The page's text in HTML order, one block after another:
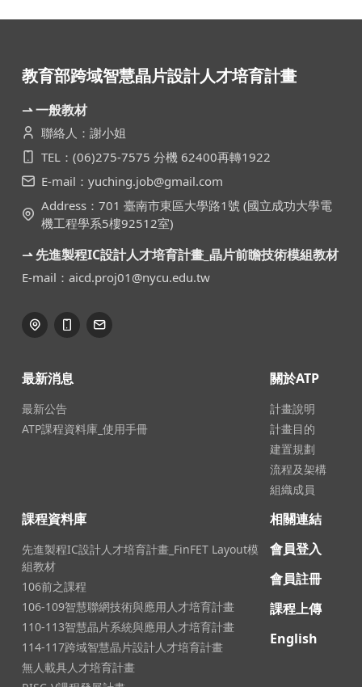
教育部跨域智慧晶片設計人才培育計畫
⇀ 一般教材
聯絡人：謝小姐
TEL：(06)275-7575 分機 62400再轉1922
E-mail：yuching.job@gmail.com
Address：701 臺南市東區大學路1號 (國立成功大學電
機工程學系5樓92512室)
⇀ 先進製程IC設計人才培育計畫_晶片前瞻技術模組教材
E-mail：aicd.proj01@nycu.edu.tw
最新消息
最新公告
ATP課程資料庫_使用手冊
關於ATP
計畫說明
計畫目的
建置規劃
流程及架構
組織成員
課程資料庫
先進製程IC設計人才培育計畫_FinFET Layout模
組教材
106前之課程
106-109智慧聯網技術與應用人才培育計畫
110-113智慧晶片系統與應用人才培育計畫
114-117跨域智慧晶片設計人才培育計畫
無人載具人才培育計畫
相關連結
會員登入
會員註冊
課程上傳
English